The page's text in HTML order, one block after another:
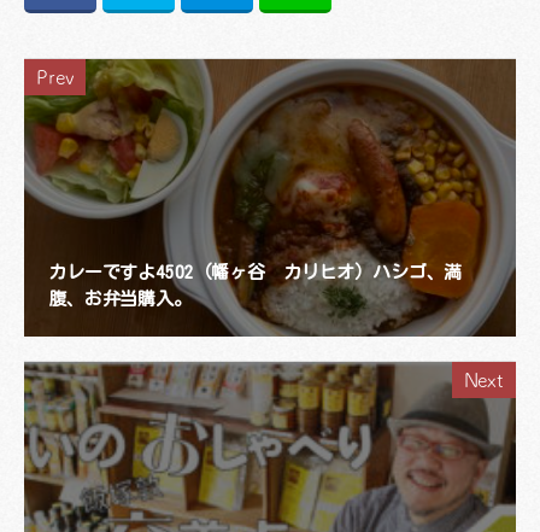
Prev
カレーですよ4502（幡ヶ谷 カリヒオ）ハシゴ、満
腹、お弁当購入。
Next